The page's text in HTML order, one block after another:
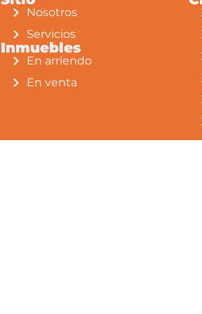
Nosotros
Servicios
Inmuebles
En arriendo
En venta